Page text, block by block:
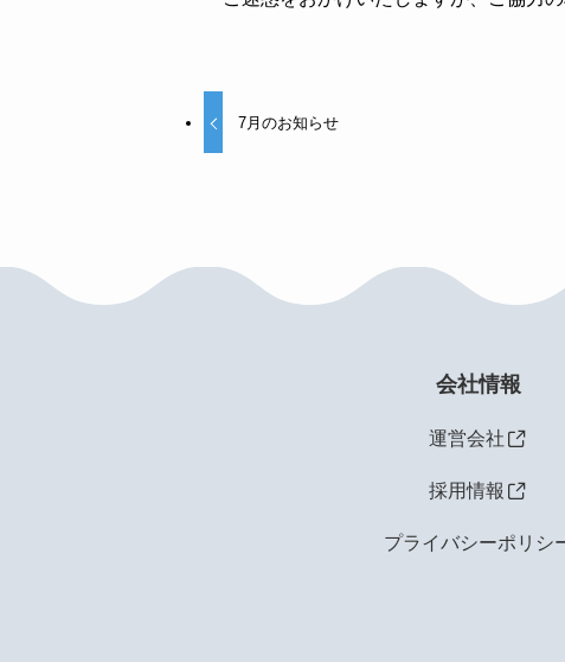
7月のお知らせ
会社情報
運営会社
採用情報
プライバシーポリシ